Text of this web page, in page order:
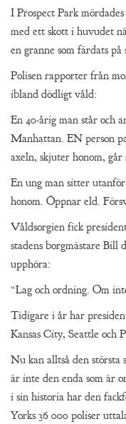
I Prospect Park
med ett skott i huvudet
en granne som färdats
Polisen rapporter från
ibland dödligt våld:
En 40-årig man står och
Manhattan. EN person
axeln, skjuter honom, går
En ung man sitter
honom. Öppnar eld.
Våldsorgien fick
stadens borgmästare Bill
upphöra:
“Lag och ordning. Om
Tidigare i år har
Kansas City, Seattle och
Nu kan alltså den största
är inte den enda som är
i sin historia har den
Yorks 36 000 poliser